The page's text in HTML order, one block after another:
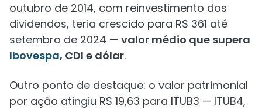
outubro de 2014, com reinvestimento dos
dividendos, teria crescido para R$ 361 até
setembro de 2024 — valor médio que supera
Ibovespa, CDI e dólar.
Outro ponto de destaque: o valor patrimonial
por ação atingiu R$ 19,63 para ITUB3 — ITUB4,